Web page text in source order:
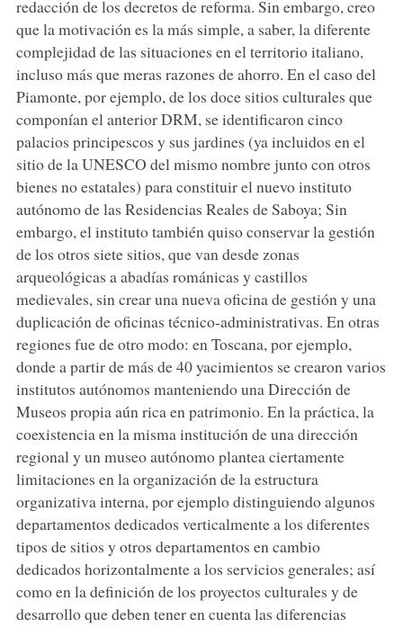
redacción de los decretos de reforma. Sin embargo, creo
que la motivación es la más simple, a saber, la diferente
complejidad de las situaciones en el territorio italiano,
incluso más que meras razones de ahorro. En el caso del
Piamonte, por ejemplo, de los doce sitios culturales que
componían el anterior DRM, se identificaron cinco
palacios principescos y sus jardines (ya incluidos en el
sitio de la UNESCO del mismo nombre junto con otros
bienes no estatales) para constituir el nuevo instituto
autónomo de las Residencias Reales de Saboya; Sin
embargo, el instituto también quiso conservar la gestión
de los otros siete sitios, que van desde zonas
arqueológicas a abadías románicas y castillos
medievales, sin crear una nueva oficina de gestión y una
duplicación de oficinas técnico-administrativas. En otras
regiones fue de otro modo: en Toscana, por ejemplo,
donde a partir de más de 40 yacimientos se crearon varios
institutos autónomos manteniendo una Dirección de
Museos propia aún rica en patrimonio. En la práctica, la
coexistencia en la misma institución de una dirección
regional y un museo autónomo plantea ciertamente
limitaciones en la organización de la estructura
organizativa interna, por ejemplo distinguiendo algunos
departamentos dedicados verticalmente a los diferentes
tipos de sitios y otros departamentos en cambio
dedicados horizontalmente a los servicios generales; así
como en la definición de los proyectos culturales y de
desarrollo que deben tener en cuenta las diferencias